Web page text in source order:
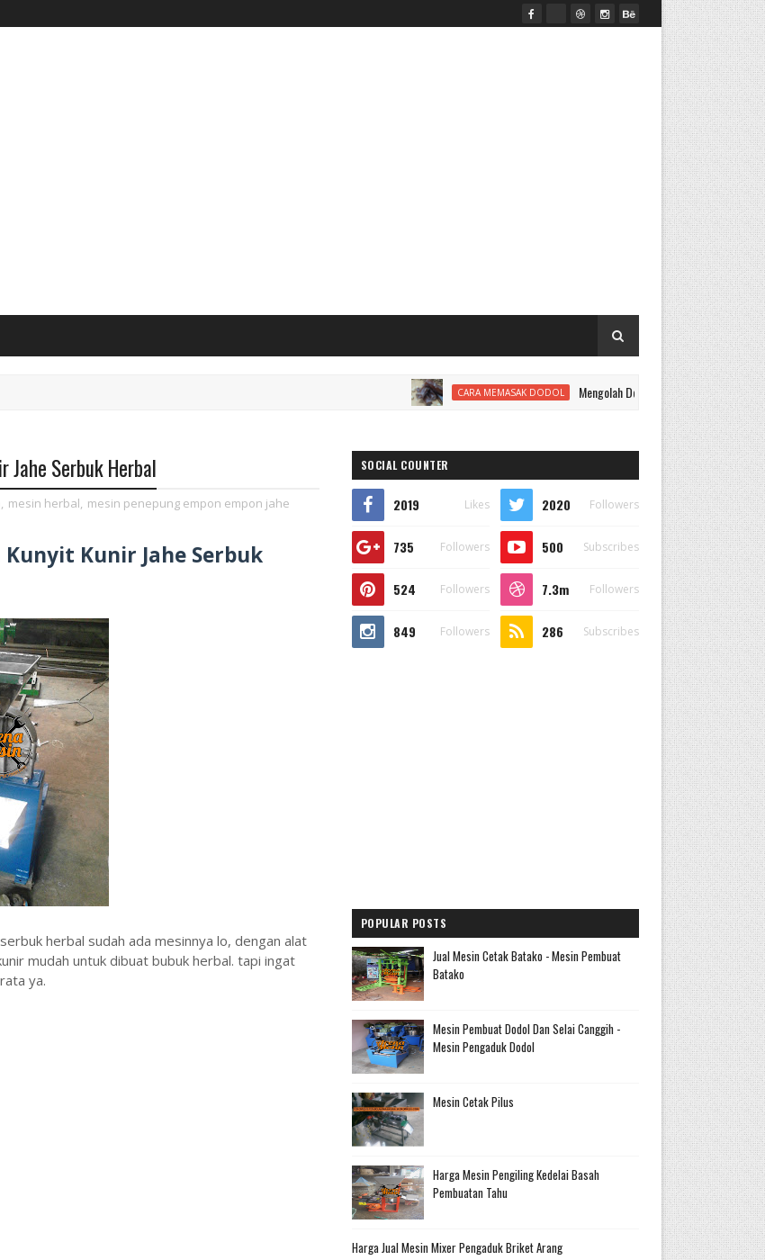
CARA MEMASAK DODOL Mengolah Dodol ALAT MESIN
Jahe Serbuk Herbal
, mesin herbal, mesin penepung empon empon jahe
Kunyit Kunir Jahe Serbuk
herbal sudah ada mesinnya lo, dengan alat
mudah untuk dibuat bubuk herbal. tapi ingat
ya.
SOCIAL COUNTER
2019 Likes 2020 Followers
735 Followers 500 Subscribes
524 Followers 7.3m Followers
849 Followers 286 Subscribes
POPULAR POSTS
Jual Mesin Cetak Batako - Mesin Pembuat
Batako
Mesin Pembuat Dodol Dan Selai Canggih -
Mesin Pengaduk Dodol
Mesin Cetak Pilus
Harga Mesin Pengiling Kedelai Basah
Pembuatan Tahu
Harga Jual Mesin Mixer Pengaduk Briket Arang